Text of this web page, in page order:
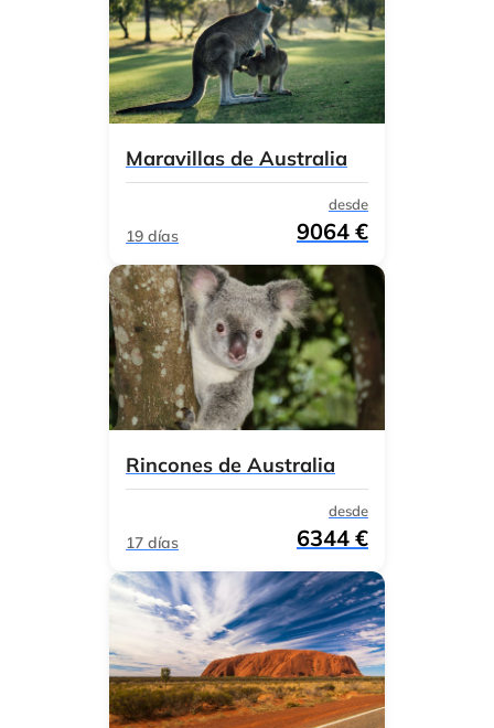
Maravillas de Australia
19 días
desde
9064 €
Rincones de Australia
17 días
desde
6344 €